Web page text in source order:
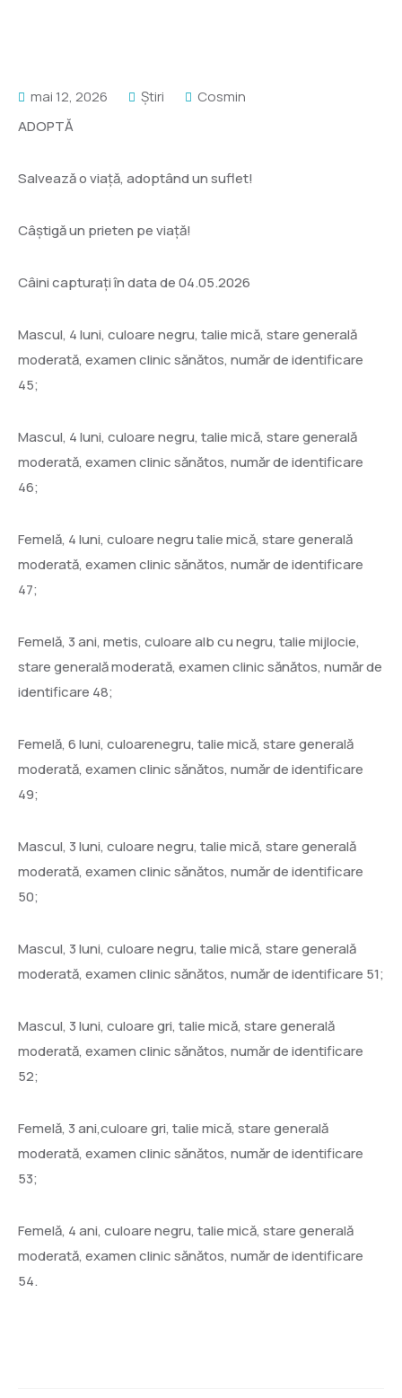
mai 12, 2026 Știri
Cosmin
ADOPTĂ
Salvează o viață, adoptând un suflet!
Câștigă un prieten pe viață!
Câini capturați în data de 04.05.2026
Mascul, 4 luni, culoare negru, talie mică, stare generală
moderată, examen clinic sănătos, număr de identificare
45;
Mascul, 4 luni, culoare negru, talie mică, stare generală
moderată, examen clinic sănătos, număr de identificare
46;
Femelă, 4 luni, culoare negru talie mică, stare generală
moderată, examen clinic sănătos, număr de identificare
47;
Femelă, 3 ani, metis, culoare alb cu negru, talie mijlocie,
stare generală moderată, examen clinic sănătos, număr de
identificare 48;
Femelă, 6 luni, culoarenegru, talie mică, stare generală
moderată, examen clinic sănătos, număr de identificare
49;
Mascul, 3 luni, culoare negru, talie mică, stare generală
moderată, examen clinic sănătos, număr de identificare
50;
Mascul, 3 luni, culoare negru, talie mică, stare generală
moderată, examen clinic sănătos, număr de identificare 51;
Mascul, 3 luni, culoare gri, talie mică, stare generală
moderată, examen clinic sănătos, număr de identificare
52;
Femelă, 3 ani,culoare gri, talie mică, stare generală
moderată, examen clinic sănătos, număr de identificare
53;
Femelă, 4 ani, culoare negru, talie mică, stare generală
moderată, examen clinic sănătos, număr de identificare
54.